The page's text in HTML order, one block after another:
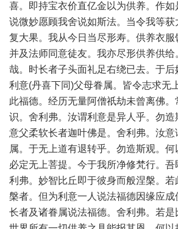
喜。即持宝衣价直亿金以为供养。作
说微妙愿顾我舍说如斯法。当令我等
复大果。我从今日当尽形寿。供养衣服
并及法师同意徒友。我亦尽形供养供
哉。时长者子头面礼足右绕已去。于
利意(丹喜下同)父母眷属。皆令志求无
此福德。经历无量阿僧祇劫未曾离佛
识。舍利弗。汝谓利意是异人乎。勿造
意父柔软长者迦叶佛是。舍利弗。汝
属。于无上道有退转乎。勿造斯观。
必定无上菩提。今于我所净修梵行。
利弗。妙智比丘即于彼身而般涅槃。
槃者。但为利意一人说法福德因缘应
长者及诸眷属说法福德。舍利弗。若